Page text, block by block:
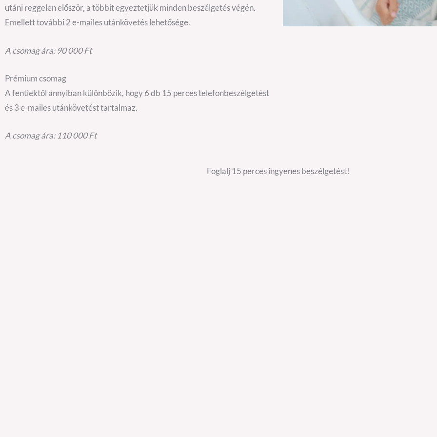
utáni reggelen először, a többit egyeztetjük minden beszélgetés végén.
Emellett további 2 e-mailes utánkövetés lehetősége.
A csomag ára: 90 000 Ft
Prémium csomag
A fentiektől annyiban különbözik, hogy 6 db 15 perces telefonbeszélgetést
és 3 e-mailes utánkövetést tartalmaz.
A csomag ára: 110 000 Ft
Foglalj 15 perces ingyenes beszélgetést!